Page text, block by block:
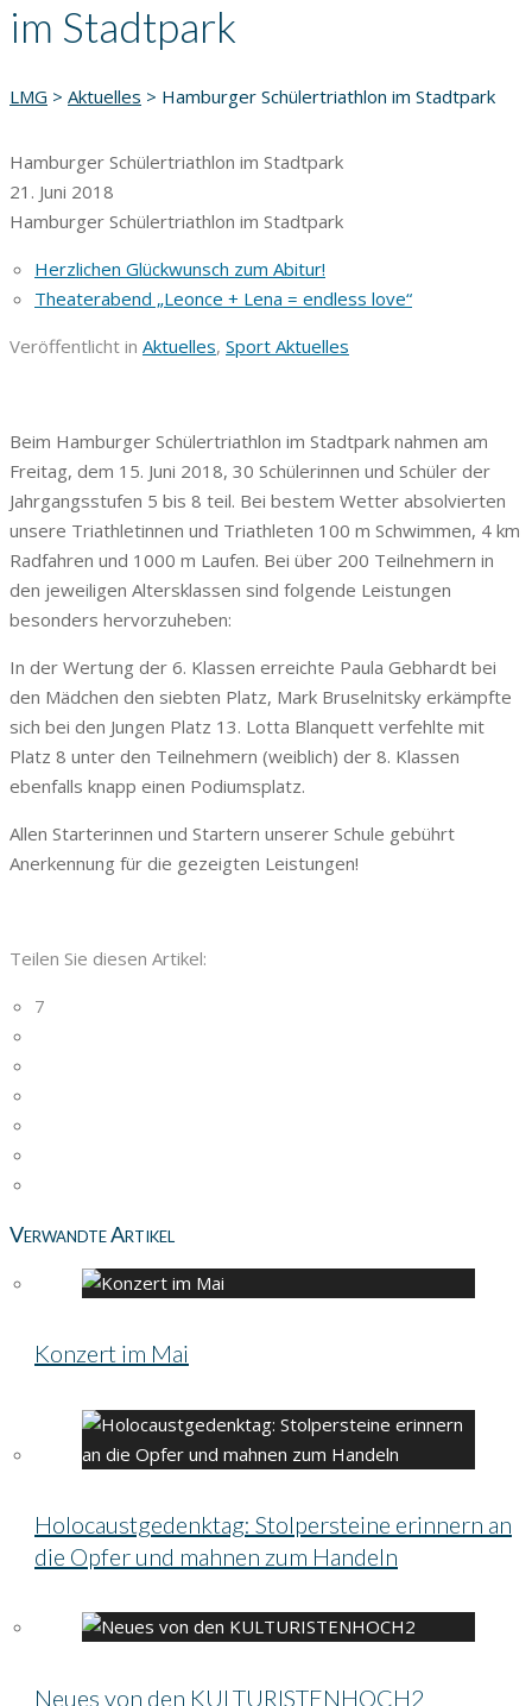
im Stadtpark
LMG > Aktuelles > Hamburger Schülertriathlon im Stadtpark
Hamburger Schülertriathlon im Stadtpark
21. Juni 2018
Hamburger Schülertriathlon im Stadtpark
Herzlichen Glückwunsch zum Abitur!
Theaterabend „Leonce + Lena = endless love“
Veröffentlicht in Aktuelles, Sport Aktuelles
Beim Hamburger Schülertriathlon im Stadtpark nahmen am
Freitag, dem 15. Juni 2018, 30 Schülerinnen und Schüler der
Jahrgangsstufen 5 bis 8 teil. Bei bestem Wetter absolvierten
unsere Triathletinnen und Triathleten 100 m Schwimmen, 4 km
Radfahren und 1000 m Laufen. Bei über 200 Teilnehmern in
den jeweiligen Altersklassen sind folgende Leistungen
besonders hervorzuheben:
In der Wertung der 6. Klassen erreichte Paula Gebhardt bei
den Mädchen den siebten Platz, Mark Bruselnitsky erkämpfte
sich bei den Jungen Platz 13. Lotta Blanquett verfehlte mit
Platz 8 unter den Teilnehmern (weiblich) der 8. Klassen
ebenfalls knapp einen Podiumsplatz.
Allen Starterinnen und Startern unserer Schule gebührt
Anerkennung für die gezeigten Leistungen!
Teilen Sie diesen Artikel:
7
Verwandte Artikel
Konzert im Mai
Holocaustgedenktag: Stolpersteine erinnern an
die Opfer und mahnen zum Handeln
Neues von den KULTURISTENHOCH2